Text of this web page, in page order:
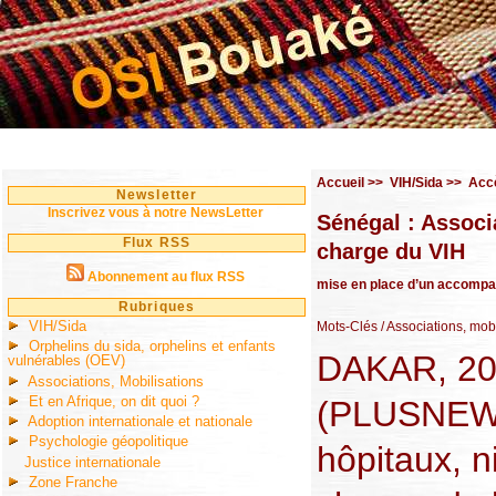
Newsletter
Inscrivez vous à notre NewsLetter
Flux RSS
Abonnement au flux RSS
Rubriques
VIH/Sida
Orphelins du sida, orphelins et enfants
vulnérables (OEV)
Associations, Mobilisations
Et en Afrique, on dit quoi ?
Adoption internationale et nationale
Psychologie géopolitique
Justice internationale
Zone Franche
Accueil >> VIH/Sida >>
Sénégal :
charge du VIH
mise en place d’un
Mots-Clés / Associations,
DAKAR,
hôpitaux,